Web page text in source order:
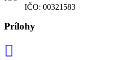
IČO: 00321583
Prílohy